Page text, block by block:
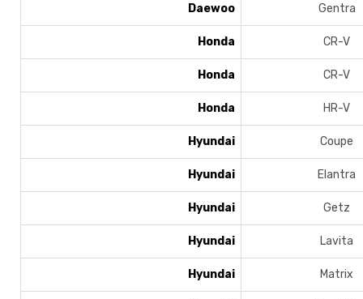
Daewoo Gentra
Honda CR-V
Honda CR-V
Honda HR-V
Hyundai Coupe
Hyundai Elantra
Hyundai Getz
Hyundai Lavita
Hyundai Matrix